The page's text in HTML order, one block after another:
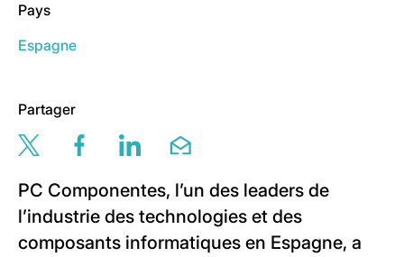
Pays
Espagne
Partager
Share this page via twitter
Share this page via facebook
Share this page via linkedin
Share this page via email
PC Componentes, l’un des leaders de
l’industrie des technologies et des
composants informatiques en Espagne, a